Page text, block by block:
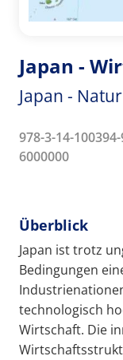
Japan -
Japan -
978-3-14-
6000000
Überblick
Japan ist trotz
Bedingungen
technologisch
Wirtschaft. Die